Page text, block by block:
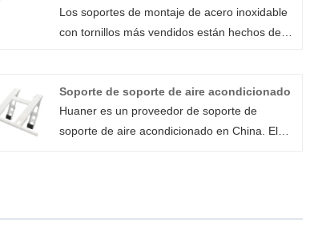
Los soportes de montaje de acero inoxidable
con tornillos más vendidos están hechos de
el baño, la cocina y el salón para enfatizar un
estilo moderno y libre. Xiamen Huaner
Technology Co., Ltd., un fabricante de
Soporte de soporte de aire acondicionado
Huaner es un proveedor de soporte de
soporte de aire acondicionado en China. El